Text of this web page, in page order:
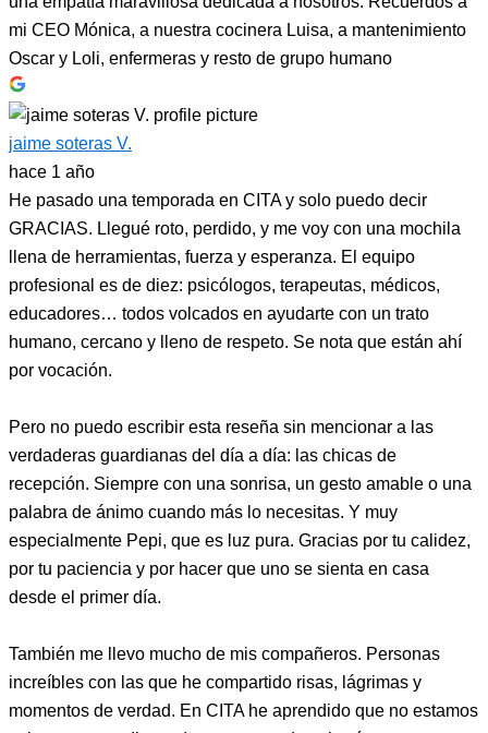
mi CEO Mónica, a nuestra cocinera Luisa, a mantenimiento
Oscar y Loli, enfermeras y resto de grupo humano
jaime soteras V.
hace 1 año
He pasado una temporada en CITA y solo puedo decir
GRACIAS. Llegué roto, perdido, y me voy con una mochila
llena de herramientas, fuerza y esperanza. El equipo
profesional es de diez: psicólogos, terapeutas, médicos,
educadores… todos volcados en ayudarte con un trato
humano, cercano y lleno de respeto. Se nota que están ahí
por vocación.
Pero no puedo escribir esta reseña sin mencionar a las
verdaderas guardianas del día a día: las chicas de
recepción. Siempre con una sonrisa, un gesto amable o una
palabra de ánimo cuando más lo necesitas. Y muy
especialmente Pepi, que es luz pura. Gracias por tu calidez,
por tu paciencia y por hacer que uno se sienta en casa
desde el primer día.
También me llevo mucho de mis compañeros. Personas
increíbles con las que he compartido risas, lágrimas y
momentos de verdad. En CITA he aprendido que no estamos